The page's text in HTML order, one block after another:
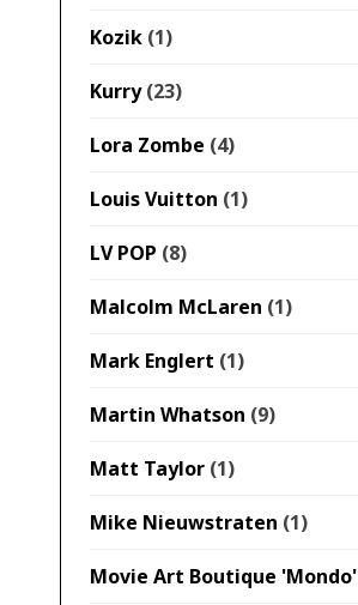
Kozik (1)
Kurry(23)
Lora Zombe (4)
Louis Vuitton (1)
LV POP (8)
Malcolm McLaren (1)
Mark Englert (1)
Martin Whatson (9)
Matt Taylor (1)
Mike Nieuwstraten (1)
Movie Art Boutique 'Mondo'